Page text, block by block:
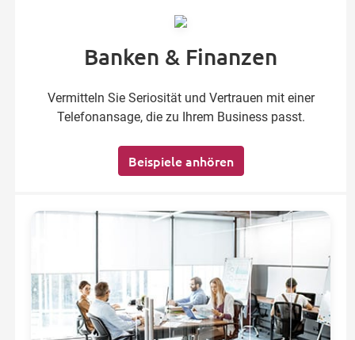
Banken & Finanzen
Vermitteln Sie Seriosität und Vertrauen mit einer
Telefonansage, die zu Ihrem Business passt.
Beispiele anhören